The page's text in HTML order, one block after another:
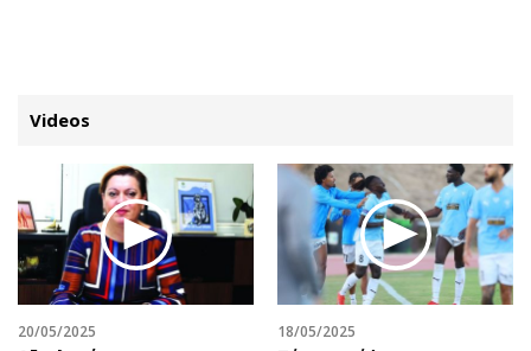
ΚΑΤΗΓΟΡΙΕΣ ΣΥΝΔΕΣΗ
Κύπρος
Παιδεία
Υγεία
Απόψεις
Αρθρογραφία
The Hill
Videos
20/05/2025 18/05/2025